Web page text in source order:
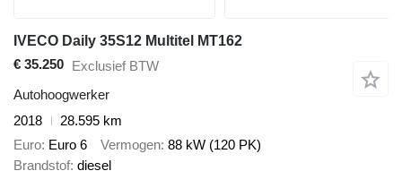
IVECO Daily 35S12 Multitel MT162
€ 35.250 Exclusief BTW
Autohoogwerker
2018
28.595 km
Euro Euro 6 Vermogen 88 kW (120 PK)
Brandstof diesel